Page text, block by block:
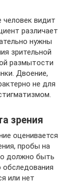
человек видит
различает
нужны
зрительной
размытости
Двоение,
не для
зрения
оценивается
пробы на
должно быть
или нет